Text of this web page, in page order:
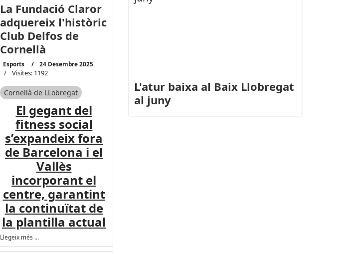
La Fundació Claror
adquereix l'històric
Club Delfos de
Cornellà
Esports 24 Desembre 2025
Visites: 1192
Cornellà de LLobregat
El gegant del
fitness social
s’expandeix fora
de Barcelona i el
Vallès
incorporant el
centre, garantint
la continuïtat de
la plantilla actual
Llegeix més …
L'atur baixa al Baix Llobregat
al juny